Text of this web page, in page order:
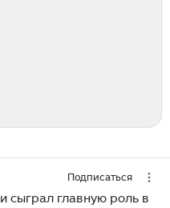
Подписаться
сыграл главную роль в